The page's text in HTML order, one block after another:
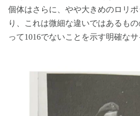
個体はさらに、やや大きめのロリ
り、これは微細な違いではあるも
って1016でないことを示す明確なサ